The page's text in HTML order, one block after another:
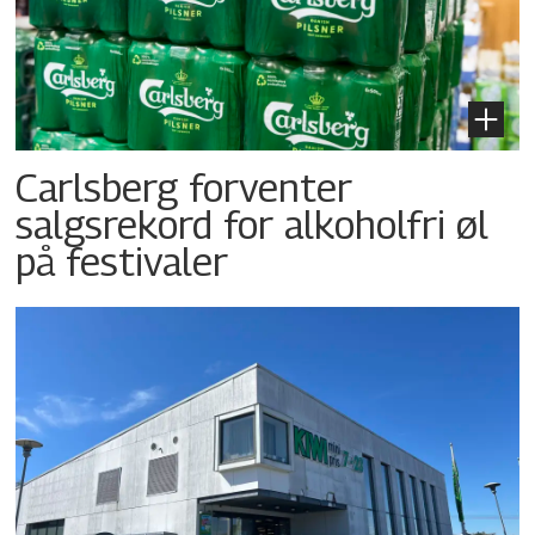
Carlsberg forventer
salgsrekord for alkoholfri øl
på festivaler